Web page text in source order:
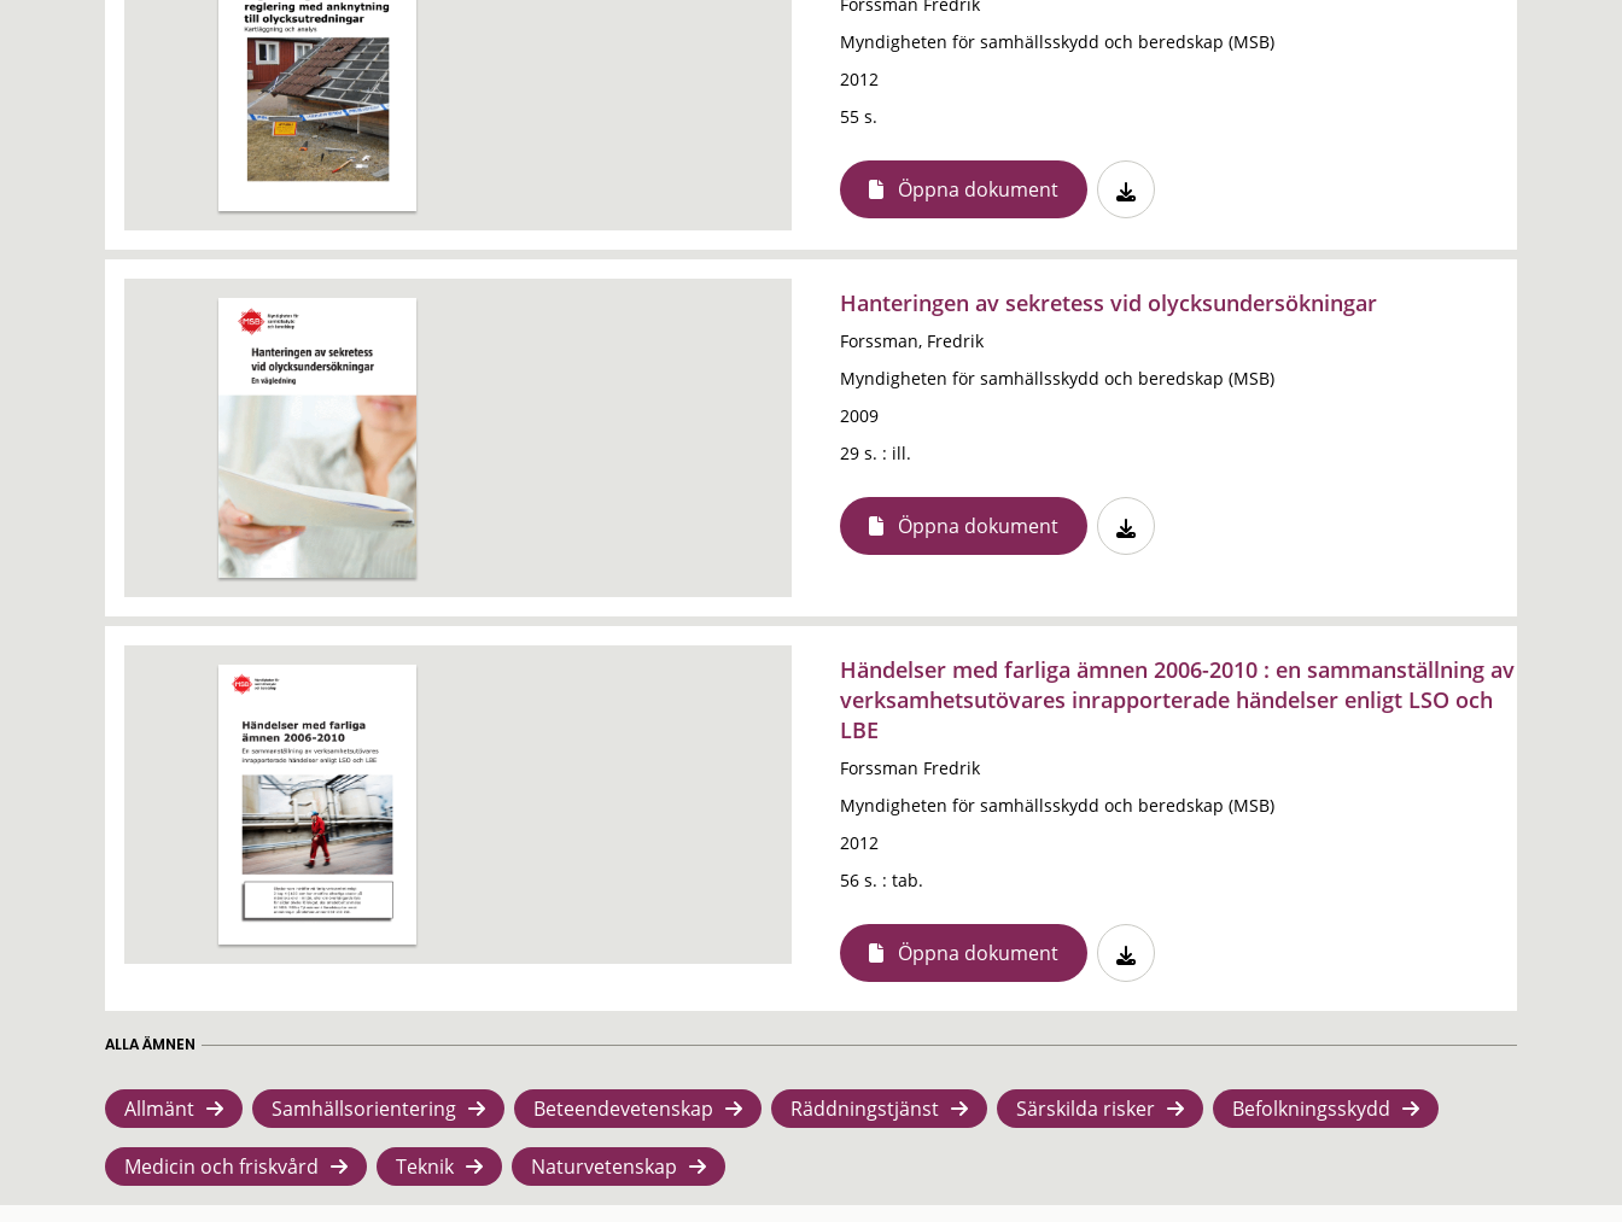
Myndigheten för samhällsskydd och beredskap (MSB)
2012
55 s.
Öppna dokument
Hanteringen av sekretess vid olycksundersökningar
Forssman, Fredrik
Myndigheten för samhällsskydd och beredskap (MSB)
2009
29 s. : ill.
Öppna dokument
Händelser med farliga ämnen 2006-2010 : en sammanställning av
verksamhetsutövares inrapporterade händelser enligt LSO och
LBE
Forssman Fredrik
Myndigheten för samhällsskydd och beredskap (MSB)
2012
56 s. : tab.
Öppna dokument
ALLA ÄMNEN
Allmänt Samhällsorientering Beteendevetenskap Räddningstjänst Särskilda risker Befolkningsskydd
Medicin och friskvård Teknik Naturvetenskap